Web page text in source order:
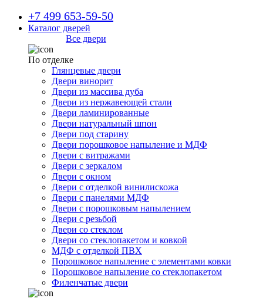
+7 499 653-59-50
Каталог дверей
Все двери
По отделке
Глянцевые двери
Двери винорит
Двери из массива дуба
Двери из нержавеющей стали
Двери ламинированные
Двери натуральный шпон
Двери под старину
Двери порошковое напыление и МДФ
Двери с витражами
Двери с зеркалом
Двери с окном
Двери с отделкой винилискожа
Двери с панелями МДФ
Двери с порошковым напылением
Двери с резьбой
Двери со стеклом
Двери со стеклопакетом и ковкой
МДФ с отделкой ПВХ
Порошковое напыление с элементами ковки
Порошковое напыление со стеклопакетом
Филенчатые двери